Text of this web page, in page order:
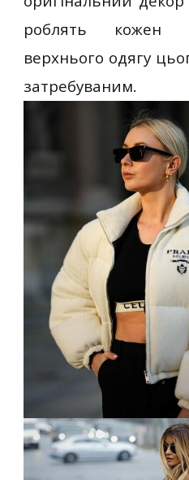
роблять кожен
верхнього одягу
затребуваним.